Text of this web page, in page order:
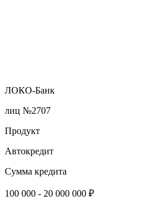
ЛОКО-Банк
лиц №2707
Продукт
Автокредит
Сумма кредита
100 000 - 20 000 000 ₽